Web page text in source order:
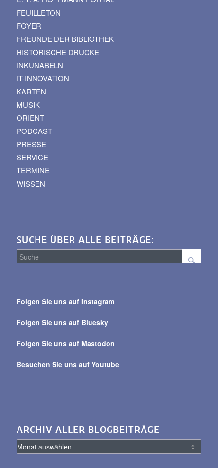
FEUILLETON
FOYER
FREUNDE DER BIBLIOTHEK
HISTORISCHE DRUCKE
INKUNABELN
IT-INNOVATION
KARTEN
MUSIK
ORIENT
PODCAST
PRESSE
SERVICE
TERMINE
WISSEN
SUCHE ÜBER ALLE BEITRÄGE:
alle
Folgen Sie uns auf Instagram
Folgen Sie uns auf Bluesky
Folgen Sie uns auf Mastodon
Besuchen Sie uns auf Youtube
ARCHIV ALLER BLOGBEITRÄGE